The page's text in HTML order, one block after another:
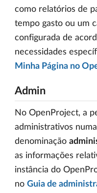
como relatórios de
tempo gasto ou um
configurada de
necessidades
Minha Página no
Admin
No OpenProject, a
administrativos
denominação
as informações
instância do
no Guia de